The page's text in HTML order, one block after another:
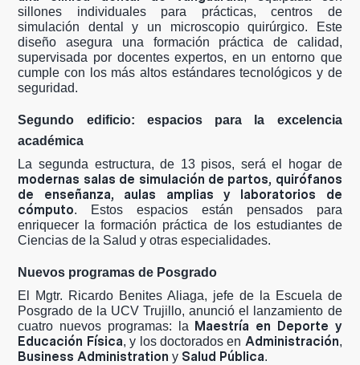
sillones individuales para prácticas, centros de
simulación dental y un microscopio quirúrgico. Este
diseño asegura una formación práctica de calidad,
supervisada por docentes expertos, en un entorno que
cumple con los más altos estándares tecnológicos y de
seguridad.
Segundo edificio: espacios para la excelencia
académica
La segunda estructura, de 13 pisos, será el hogar de
modernas salas de simulación de partos, quirófanos
de enseñanza, aulas amplias y laboratorios de
cómputo. Estos espacios están pensados para
enriquecer la formación práctica de los estudiantes de
Ciencias de la Salud y otras especialidades.
Nuevos programas de Posgrado
El Mgtr. Ricardo Benites Aliaga, jefe de la Escuela de
Posgrado de la UCV Trujillo, anunció el lanzamiento de
cuatro nuevos programas: la Maestría en Deporte y
Educación Física, y los doctorados en Administración,
Business Administration y Salud Pública.